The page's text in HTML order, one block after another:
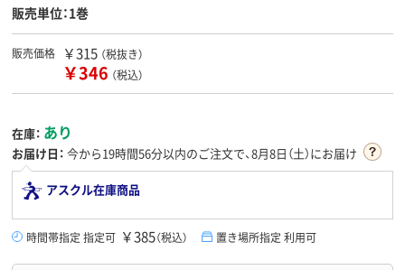
販売単位：1巻
販売価格 ￥315 （税抜き）
￥346 （税込）
在庫： あり
お届け日： 今から19時間56分以内のご注文で、8月8日（土）にお届け
アスクル在庫商品
時間帯指定 指定可 ￥385（税込） 置き場所指定 利用可